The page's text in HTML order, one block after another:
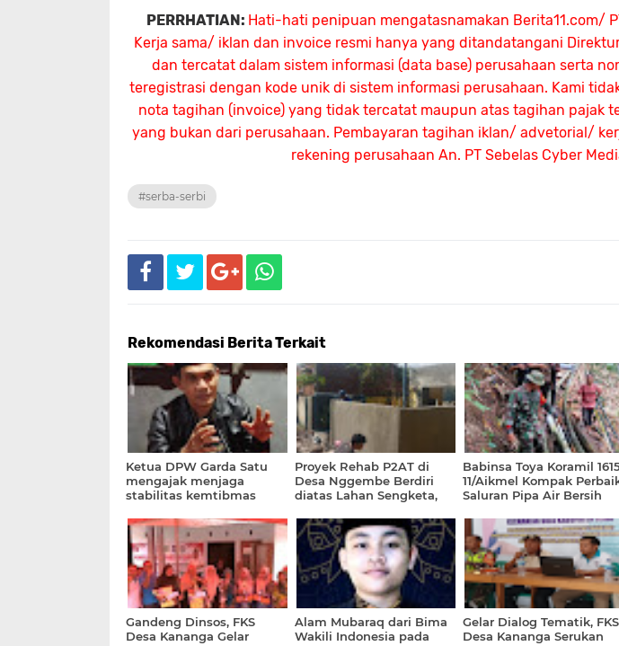
PERRHATIAN: Hati-hati penipuan mengatasnamakan Berita11.com/
Kerja sama/ iklan dan invoice resmi hanya yang ditandatangani
dan tercatat dalam sistem informasi (data base) perusahaan serta
teregistrasi dengan kode unik di sistem informasi perusahaan. Kami
nota tagihan (invoice) yang tidak tercatat maupun atas tagihan pajak
yang bukan dari perusahaan. Pembayaran tagihan iklan/ advetorial/
rekening perusahaan An. PT Sebelas Cyber
#serba-serbi
Rekomendasi Berita Terkait
Ketua DPW Garda Satu
mengajak menjaga
stabilitas kemtibmas
Dugaan Dana Siluman
Pokir 2025 DPRD NTB
Proyek Rehab P2AT di
Desa Nggembe Berdiri
diatas Lahan Sengketa,
Lakukan Aksi Protes
Babinsa Toya Koramil
11/Aikmel Kompak
Saluran Pipa Air Bersih
Gandeng Dinsos, FKS
Desa Kananga Gelar
Alam Mubaraq dari Bima
Wakili Indonesia pada
Gelar Dialog Tematik, FKS
Desa Kananga Serukan